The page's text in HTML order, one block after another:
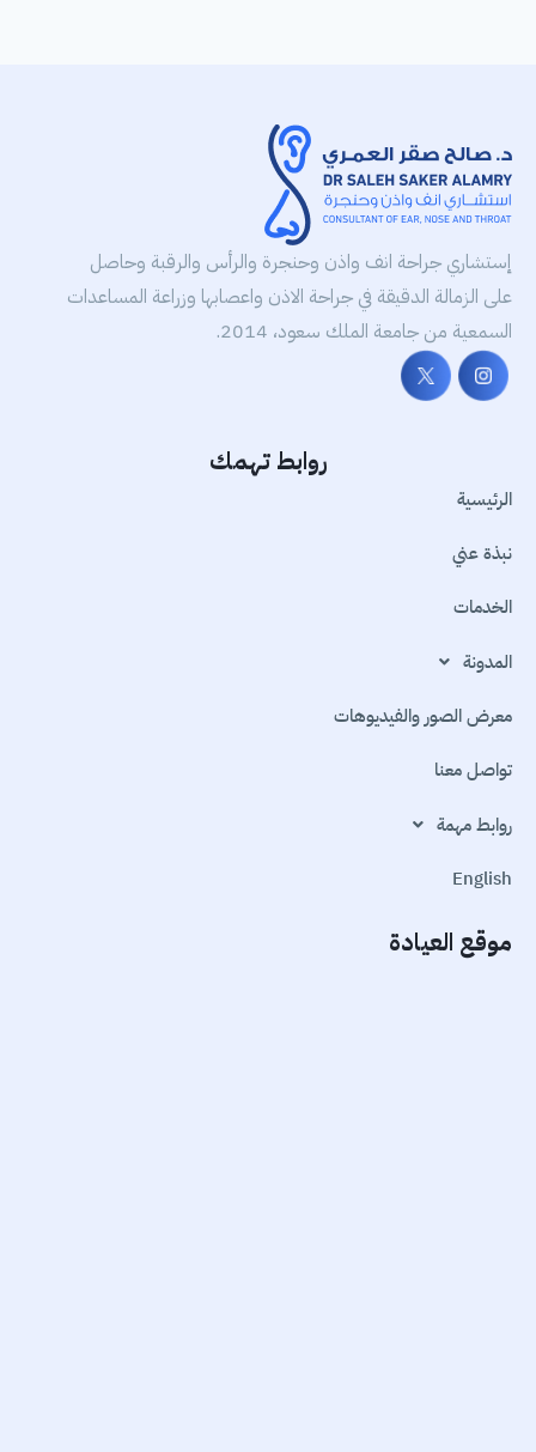
إستشاري جراحة انف واذن وحنجرة والرأس والرقبة وحاصل
على الزمالة الدقيقة في جراحة الاذن واعصابها وزراعة المساعدات
السمعية من جامعة الملك سعود، 2014.
روابط تهمك
الرئيسية
نبذة عني
الخدمات
المدونة
معرض الصور والفيديوهات
تواصل معنا
روابط مهمة
English
موقع العيادة